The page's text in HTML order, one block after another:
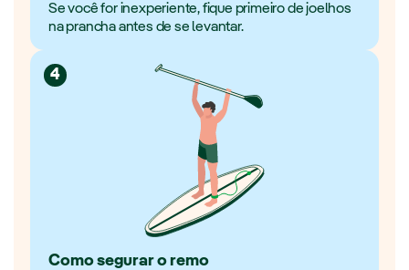
Se você for inexperiente, fique primeiro de joelhos
na prancha antes de se levantar.
4
Como segurar o remo